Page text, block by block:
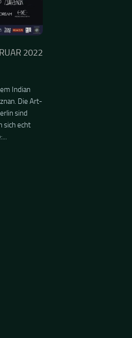
2022
Indian
Die Art-
sind
sich echt